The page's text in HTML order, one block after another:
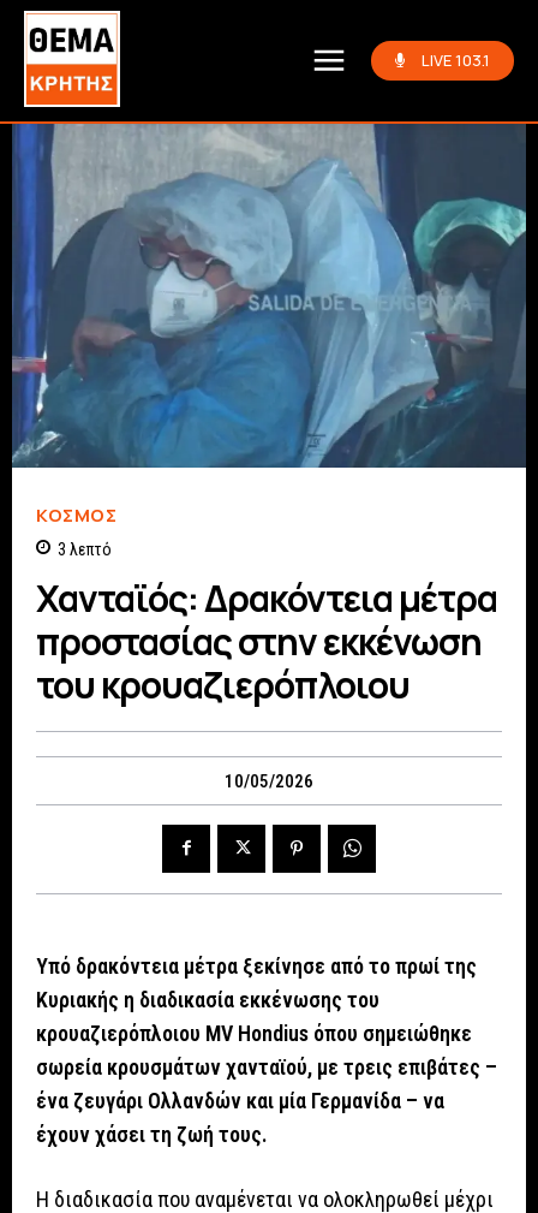
LIVE 103.1
ΚΌΣΜΟΣ
3 λεπτό
Χανταϊός: Δρακόντεια μέτρα
προστασίας στην εκκένωση
του κρουαζιερόπλοιου
10/05/2026
Υπό δρακόντεια μέτρα ξεκίνησε από το πρωί της
Κυριακής η διαδικασία εκκένωσης του
κρουαζιερόπλοιου MV Hondius όπου σημειώθηκε
σωρεία κρουσμάτων χανταϊού, με τρεις επιβάτες –
ένα ζευγάρι Ολλανδών και μία Γερμανίδα – να
έχουν χάσει τη ζωή τους.
Η διαδικασία που αναμένεται να ολοκληρωθεί μέχρι